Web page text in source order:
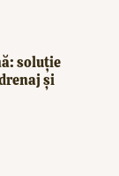
soluție
și